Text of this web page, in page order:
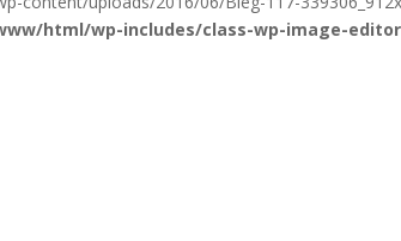
html/wp-includes/class-wp-image-